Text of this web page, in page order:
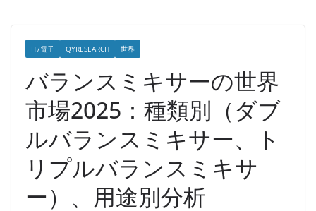
IT/電子 QYRESEARCH 世界
バランスミキサーの世界
市場2025：種類別（ダブ
ルバランスミキサー、ト
リプルバランスミキサ
ー）、用途別分析